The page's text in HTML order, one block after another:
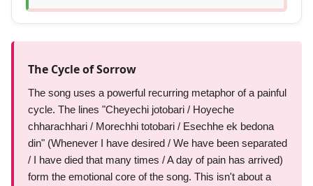
The Cycle of Sorrow
The song uses a powerful recurring metaphor of a painful
cycle. The lines "Cheyechi jotobari / Hoyeche
chharachhari / Morechhi totobari / Esechhe ek bedona
din" (Whenever I have desired / We have been separated
/ I have died that many times / A day of pain has arrived)
form the emotional core of the song. This isn't about a